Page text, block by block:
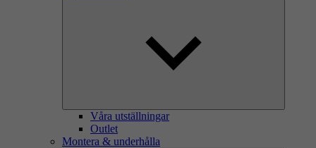
Våra utställningar
Outlet
Montera & underhålla